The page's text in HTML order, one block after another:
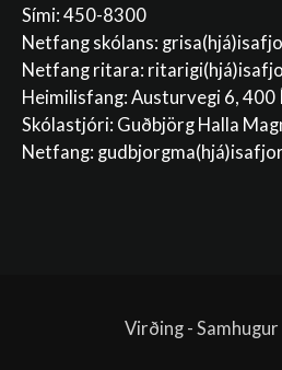
Sími: 450-8300
Netfang skólans:
Netfang ritara:
Heimilisfang: Austurvegi 6, 400
Skólastjóri: Guðbjörg Halla
Netfang:
Virðing -